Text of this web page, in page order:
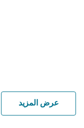
عرض المزيد